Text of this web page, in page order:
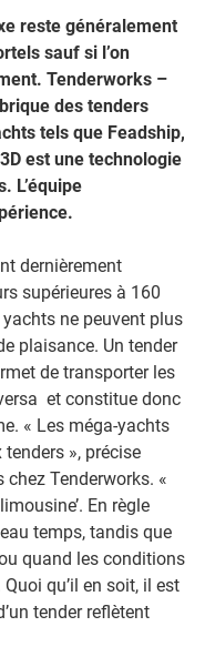
reste généralement
sauf si l’on
Tenderworks –
des tenders
tels que Feadship,
est une technologie
L’équipe
dernièrement
supérieures à 160
ne peuvent plus
plaisance. Un tender
de transporter les
et constitue donc
« Les méga-yachts
», précise
Tenderworks. «
En règle
temps, tandis que
quand les conditions
qu’il en soit, il est
tender reflètent